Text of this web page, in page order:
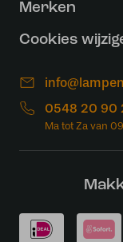
Merken
Cookies
0548 20 90